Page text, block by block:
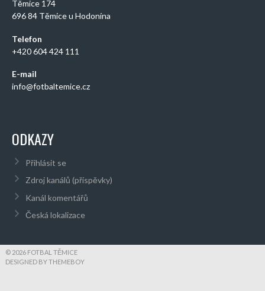
Těmice 174
696 84 Těmice u Hodonína
Telefon
+420 604 424 111
E-mail
info@fotbaltemice.cz
ODKAZY
Přihlásit se
Zdroj kanálů (příspěvky)
Kanál komentářů
Česká lokalizace
© 2026 FOTBAL TĚMICE
DESIGNED BY THEMEBOY